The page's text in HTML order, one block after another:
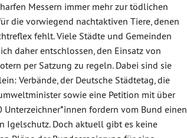
Messern immer mehr zur tödlichen
die vorwiegend nachtaktiven Tiere, denen
fehlt. Viele Städte und Gemeinden
daher entschlossen, den Einsatz von
per Satzung zu regeln. Dabei sind sie
Verbände, der Deutsche Städtetag, die
sowie eine Petition mit über
Unterzeichner*innen fordern vom Bund einen
Igelschutz. Doch aktuell gibt es keine